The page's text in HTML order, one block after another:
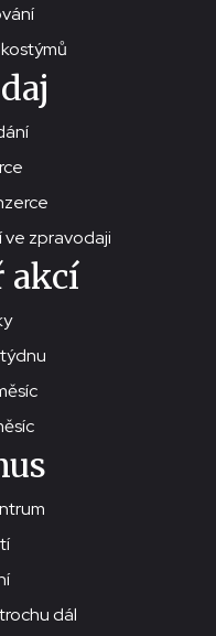
ve zpravodaji
akcí
dál